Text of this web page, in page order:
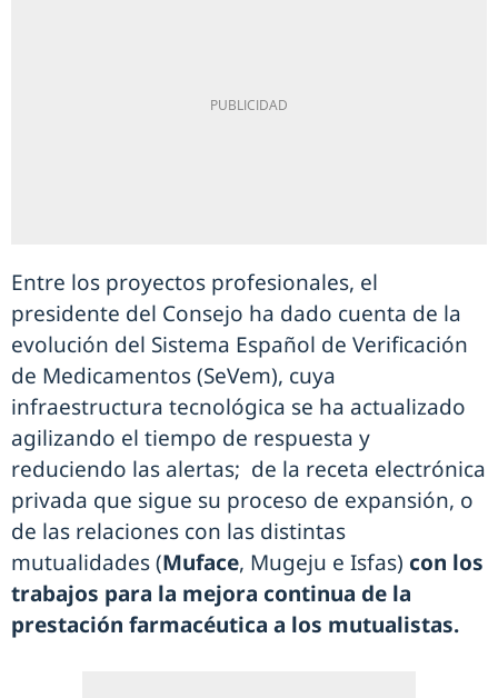
Entre los proyectos profesionales, el
presidente del Consejo ha dado cuenta de la
evolución del Sistema Español de Verificación
de Medicamentos (SeVem), cuya
infraestructura tecnológica se ha actualizado
agilizando el tiempo de respuesta y
reduciendo las alertas; de la receta electrónica
privada que sigue su proceso de expansión, o
de las relaciones con las distintas
mutualidades (Muface, Mugeju e Isfas) con los
trabajos para la mejora continua de la
prestación farmacéutica a los mutualistas.